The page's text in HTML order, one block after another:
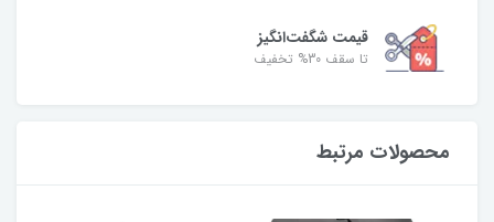
قیمت شگفت‌انگیز
تا سقف 30% تخفیف
محصولات مرتبط